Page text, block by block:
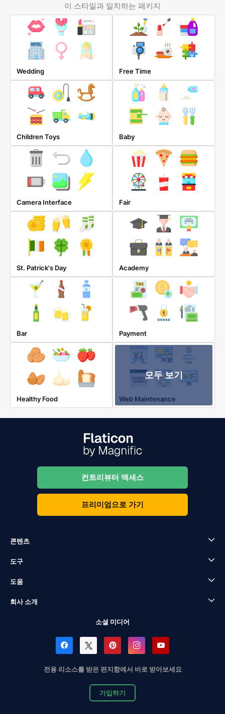
이 스타일과 일치하는 패키지
Wedding Free Time
Children Toys Baby
Camera Interface Fair
St. Patrick's Day Academy
Bar Payment
Healthy Food
모두 보기
Web Maintenance
컨트리뷰터 액세스
프리미엄으로 가기
콘텐츠
도구
도움
회사 소개
소셜 미디어
전용 리소스를 받은 편지함에서 바로 받아보세요
가입하기